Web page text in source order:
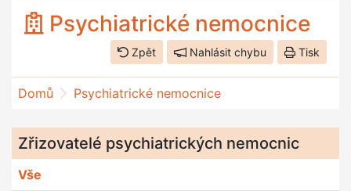
Psychiatrické nemocnice
Zpět Nahlásit chybu Tisk
Domů Psychiatrické nemocnice
Zřizovatelé psychiatrických nemocnic
Vše